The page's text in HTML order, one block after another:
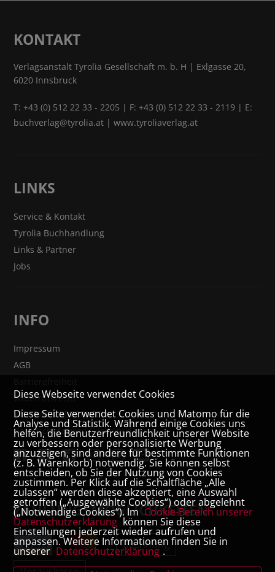
KONTAKT
Verlagsanstalt Tyrolia Gesellschaft m. b. H | Exlgasse 20,
6020 Innsbruck
T:+43 (0) 512 22 33 - 2205 | F: +43 (0) 512 22 33 - 2119 | E:
buchverlag@tyrolia.at |www.tyroliaverlag.at
LINKS
Service & Kontakt
Tyrolia Buchhandlung
Links & Partner
Jobs
INFO
Impressum
AGB
Widerrufsrecht
VERTRAG WIDERRUFEN
Datenschutz- und Cookieerklärung
ZAHLUNGSMÖGLICHKEITEN
Rechnung
Diese Webseite verwendet Cookies
Diese Seite verwendet Cookies und Matomo für die
Analyse und Statistik. Während einige Cookies uns
helfen, die Benutzerfreundlichkeit unserer Website
zu verbessern oder personalisierte Werbung
anzuzeigen, sind andere für bestimmte Funktionen
(z. B. Warenkorb) notwendig. Sie können selbst
entscheiden, ob Sie der Nutzung von Cookies
zustimmen. Per Klick auf die Schaltfläche „Alle
zulassen“ werden diese akzeptiert, eine Auswahl
getroffen („Ausgewählte Cookies“) oder abgelehnt
(„Notwendige Cookies“). Im Cookie-Bereich unserer
Datenschutzerklärung können Sie diese
Einstellungen jederzeit wieder aufrufen und
anpassen. Weitere Informationen finden Sie in
unserer Datenschutzerklärung .